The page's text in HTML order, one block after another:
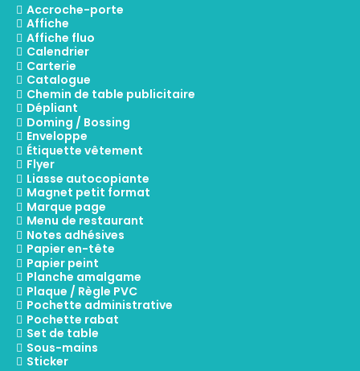
Accroche-porte
Affiche
Affiche fluo
Calendrier
Carterie
Catalogue
Chemin de table publicitaire
Dépliant
Doming / Bossing
Enveloppe
Étiquette vêtement
Flyer
Liasse autocopiante
Magnet petit format
Marque page
Menu de restaurant
Notes adhésives
Papier en-tête
Papier peint
Planche amalgame
Plaque / Règle PVC
Pochette administrative
Pochette rabat
Set de table
Sous-mains
Sticker